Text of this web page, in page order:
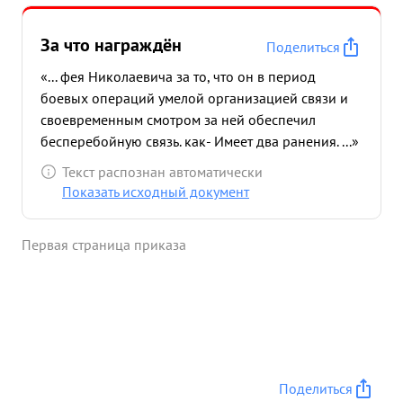
За что награждён
Поделиться
«... фея Николаевича за то, что он в период
боевых операций умелой организацией связи и
своевременным смотром за ней обеспечил
бесперебойную связь. как- Имеет два ранения. ...»
Текст распознан автоматически
Показать исходный документ
Первая страница приказа
Поделиться